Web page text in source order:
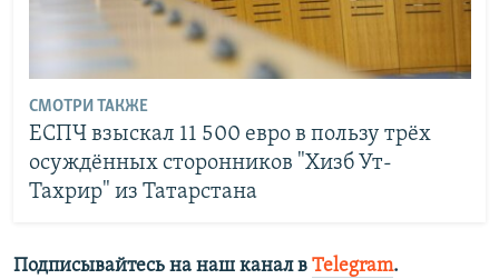
СМОТРИ ТАКЖЕ
ЕСПЧ взыскал 11 500 евро в пользу трёх
осуждённых сторонников "Хизб Ут-
Тахрир" из Татарстана
Подписывайтесь на наш канал в Telegram.